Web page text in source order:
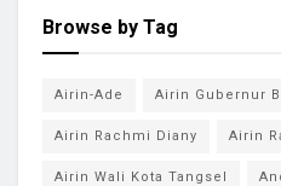
Browse by Tag
Airin-Ade Airin Gubernur
Airin Rachmi Diany Airin
Airin Wali Kota Tangsel